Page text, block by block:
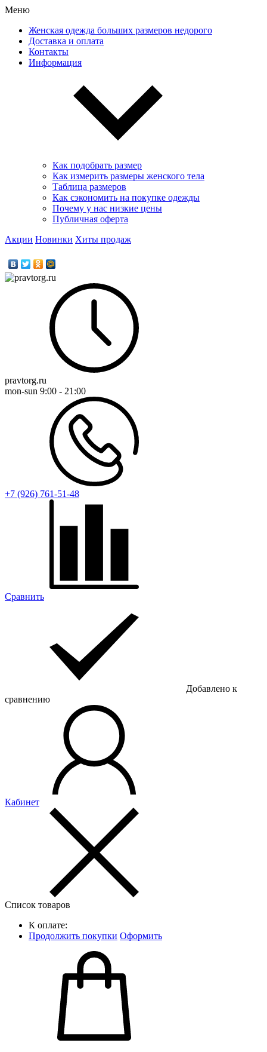
Меню
Женская одежда больших размеров недорого
Доставка и оплата
Контакты
Информация
Как подобрать размер
Как измерить размеры женского тела
Таблица размеров
Как сэкономить на покупке одежды
Почему у нас низкие цены
Публичная оферта
Акции Новинки Хиты продаж
pravtorg.ru
mon-sun 9:00 - 21:00
+7 (926) 761-51-48
Сравнить
Добавлено к
сравнению
Кабинет
Список товаров
К оплате:
Продолжить покупки Оформить